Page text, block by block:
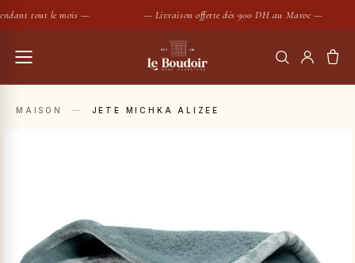
tout le mois — — Livraison offerte dès 900 DH au Maroc —
MAISON — JETE MICHKA ALIZEE